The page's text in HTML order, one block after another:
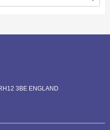
3BE ENGLAND